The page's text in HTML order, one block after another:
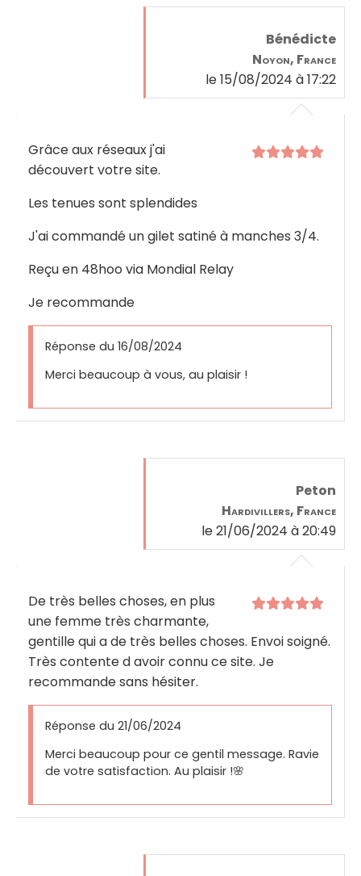
Bénédicte
Noyon, France
le 15/08/2024 à 17:22
Grâce aux réseaux j'ai
découvert votre site.
Les tenues sont splendides
J'ai commandé un gilet satiné à manches 3/4.
Reçu en 48hoo via Mondial Relay
Je recommande
Réponse du 16/08/2024
Merci beaucoup à vous, au plaisir !
Peton
Hardivillers, France
le 21/06/2024 à 20:49
De très belles choses, en plus
une femme très charmante,
gentille qui a de très belles choses. Envoi soigné.
Très contente d avoir connu ce site. Je
recommande sans hésiter.
Réponse du 21/06/2024
Merci beaucoup pour ce gentil message. Ravie
de votre satisfaction. Au plaisir !🌸